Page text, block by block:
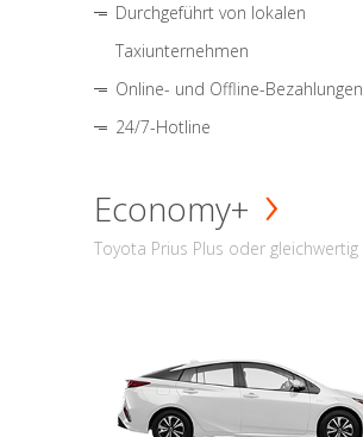
Durchgeführt von lokalen
Taxiunternehmen
Online- und Offline-Bezahlungen
24/7-Hotline
Economy+
Toyota Prius Plus oder gleichwertig